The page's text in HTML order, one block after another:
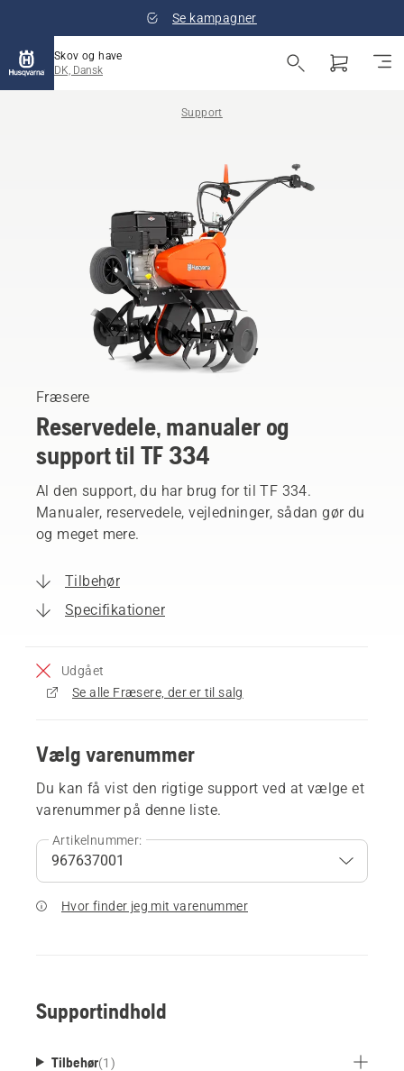
Se kampagner
Skov og have
DK, Dansk
Support
Fræsere
Reservedele, manualer og
support til TF 334
Al den support, du har brug for til TF 334.
Manualer, reservedele, vejledninger, sådan gør du
og meget mere.
Tilbehør
Specifikationer
Udgået
Se alle Fræsere, der er til salg
Vælg varenummer
Du kan få vist den rigtige support ved at vælge et
varenummer på denne liste.
Artikelnummer:
Hvor finder jeg mit varenummer
Supportindhold
Tilbehør(1 )